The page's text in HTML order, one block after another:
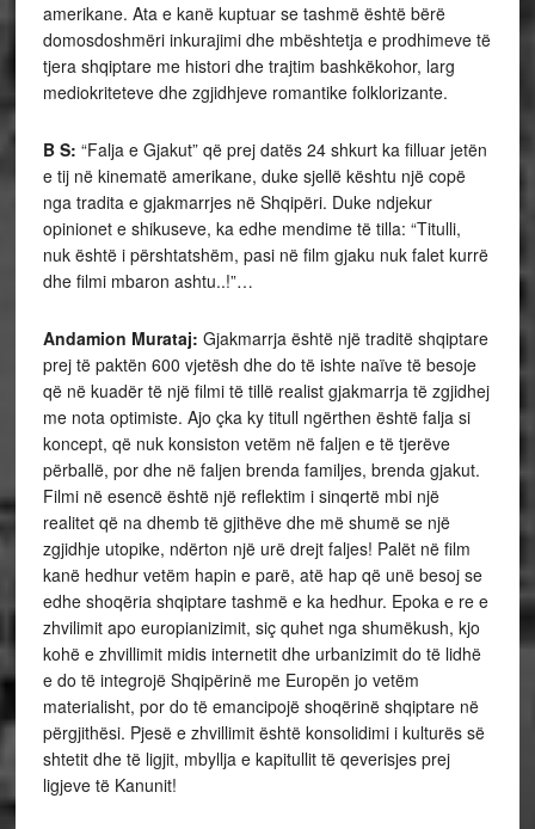
amerikane. Ata e kanë kuptuar se tashmë është bërë
domosdoshmëri inkurajimi dhe mbështetja e prodhimeve të
tjera shqiptare me histori dhe trajtim bashkëkohor, larg
mediokriteteve dhe zgjidhjeve romantike folklorizante.
B S: “Falja e Gjakut” që prej datës 24 shkurt ka filluar jetën
e tij në kinematë amerikane, duke sjellë kështu një copë
nga tradita e gjakmarrjes në Shqipëri. Duke ndjekur
opinionet e shikuseve, ka edhe mendime të tilla: “Titulli,
nuk është i përshtatshëm, pasi në film gjaku nuk falet kurrë
dhe filmi mbaron ashtu..!”…
Andamion Murataj: Gjakmarrja është një traditë shqiptare
prej të paktën 600 vjetësh dhe do të ishte naïve të besoje
që në kuadër të një filmi të tillë realist gjakmarrja të zgjidhej
me nota optimiste. Ajo çka ky titull ngërthen është falja si
koncept, që nuk konsiston vetëm në faljen e të tjerëve
përballë, por dhe në faljen brenda familjes, brenda gjakut.
Filmi në esencë është një reflektim i sinqertë mbi një
realitet që na dhemb të gjithëve dhe më shumë se një
zgjidhje utopike, ndërton një urë drejt faljes! Palët në film
kanë hedhur vetëm hapin e parë, atë hap që unë besoj se
edhe shoqëria shqiptare tashmë e ka hedhur. Epoka e re e
zhvilimit apo europianizimit, siç quhet nga shumëkush, kjo
kohë e zhvillimit midis internetit dhe urbanizimit do të lidhë
e do të integrojë Shqipërinë me Europën jo vetëm
materialisht, por do të emancipojë shoqërinë shqiptare në
përgjithësi. Pjesë e zhvillimit është konsolidimi i kulturës së
shtetit dhe të ligjit, mbyllja e kapitullit të qeverisjes prej
ligjeve të Kanunit!